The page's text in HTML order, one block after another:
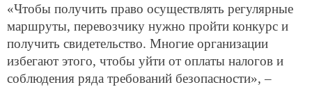
«Чтобы получить право осуществлять регулярные
маршруты, перевозчику нужно пройти конкурс и
получить свидетельство. Многие организации
избегают этого, чтобы уйти от оплаты налогов и
соблюдения ряда требований безопасности», –